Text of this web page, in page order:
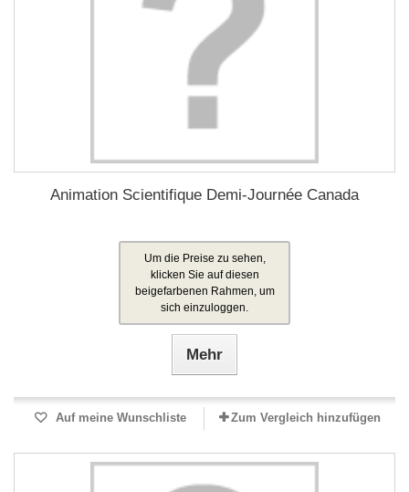
Animation Scientifique Demi-Journée Canada
Um die Preise zu sehen,
klicken Sie auf diesen
beigefarbenen Rahmen, um
sich einzuloggen.
Mehr
Auf meine Wunschliste Zum Vergleich hinzufügen